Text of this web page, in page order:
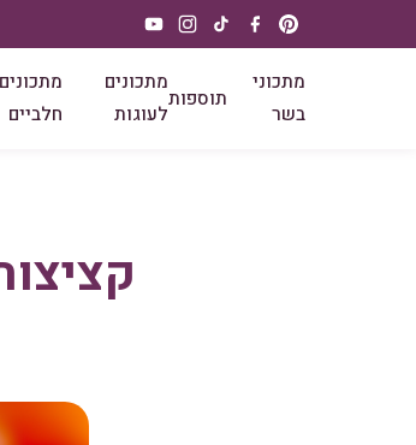
מתכוני
בשר
תוספות
מתכונים
לעוגות
מתכונים
חלביים